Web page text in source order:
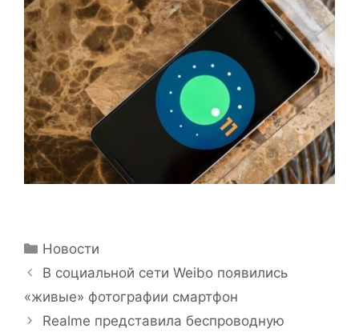
Рубрики
Новости
В социальной сети Weibo появились
«живые» фотографии смартфон
Realme представила беспроводную